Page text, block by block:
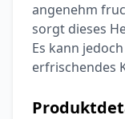
angenehm
sorgt dieses
Es kann
erfrischendes